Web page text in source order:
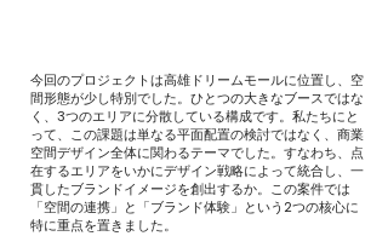
今回のプロジェクトは高雄ドリームモールに位置し、空
間形態が少し特別でした。ひとつの大きなブースではな
く、3つのエリアに分散している構成です。私たちにと
って、この課題は単なる平面配置の検討ではなく、商業
空間デザイン全体に関わるテーマでした。すなわち、点
在するエリアをいかにデザイン戦略によって統合し、一
貫したブランドイメージを創出するか。この案件では
「空間の連携」と「ブランド体験」という2つの核心に
特に重点を置きました。